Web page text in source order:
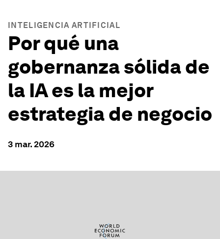
INTELIGENCIA ARTIFICIAL
Por qué una
gobernanza sólida de
la IA es la mejor
estrategia de negocio
3 mar. 2026